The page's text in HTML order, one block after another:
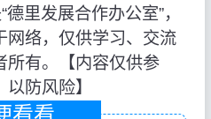
里发展合作办公室”，
网络，仅供学习、交流
所有。【内容仅供参
防风险】
看看